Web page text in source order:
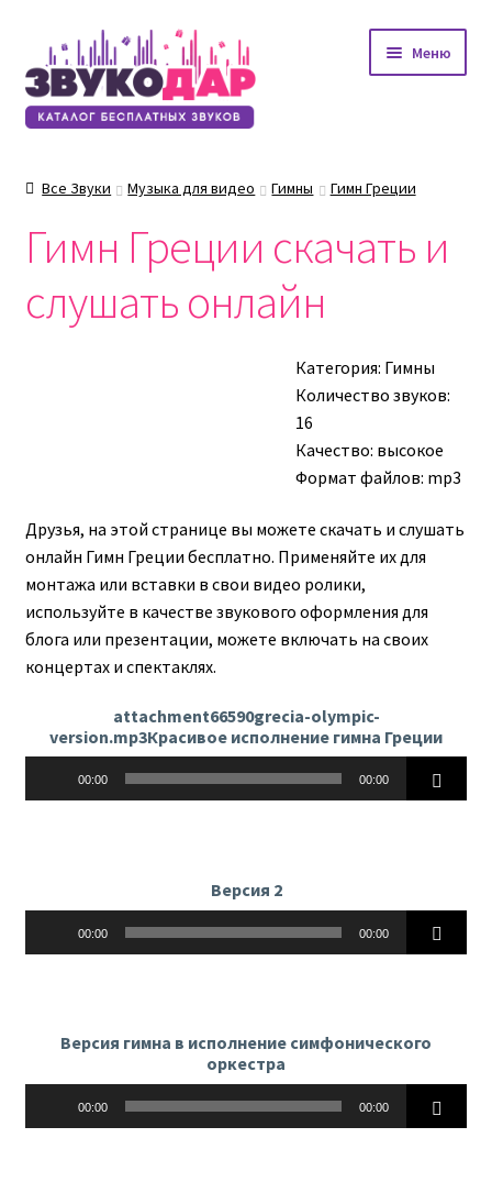
Перейти
к
навигации
Перейти
к
содержимому
Меню
Все Звуки Музыка для видео Гимны Гимн Греции
Гимн Греции скачать и
слушать онлайн
Категория: Гимны
Количество звуков:
16
Качество: высокое
Формат файлов: mp3
Друзья, на этой странице вы можете скачать и слушать
онлайн Гимн Греции бесплатно. Применяйте их для
монтажа или вставки в свои видео ролики,
используйте в качестве звукового оформления для
блога или презентации, можете включать на своих
концертах и спектаклях.
attachment66590grecia-olympic-
version.mp3Красивое исполнение гимна Греции
00:00 00:00
Версия 2
00:00 00:00
Версия гимна в исполнение симфонического
оркестра
00:00 00:00